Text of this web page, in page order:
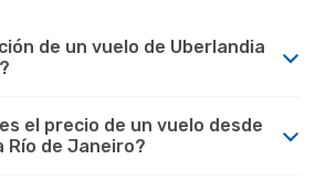
de un vuelo de Uberlandia
el precio de un vuelo desde
Río de Janeiro?